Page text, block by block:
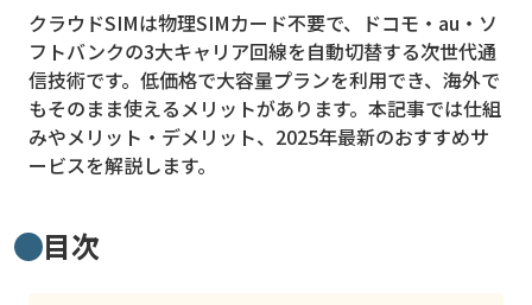
M2M
VPN
スマート〇〇
スマート農業
ロボット
クラウドSIMは物理SIMカード不要で、ドコモ・au・ソ
フトバンクの3大キャリア回線を自動切替する次世代通
信技術です。低価格で大容量プランを利用でき、海外で
もそのまま使えるメリットがあります。本記事では仕組
みやメリット・デメリット、2025年最新のおすすめサ
ービスを解説します。
目次